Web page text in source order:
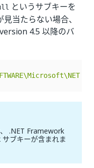
というサブキーを
当たらない場合、
4.5 以降のバ
.NET Framework
ブキーが含まれま